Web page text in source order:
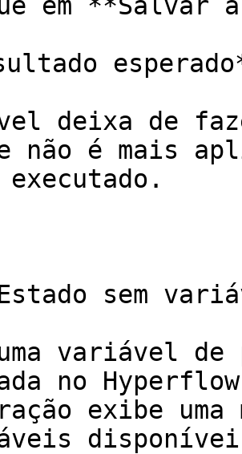
deixa de
não é mais
sem
variável
no
exibe uma